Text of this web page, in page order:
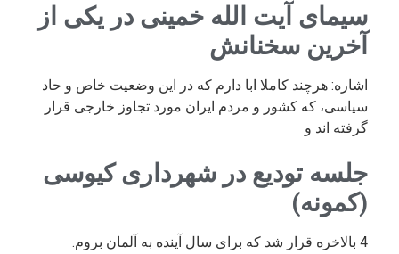
سیمای آیت الله خمینی در یکی از
آخرین سخنانش
اشاره: هرچند کاملا ابا دارم که در این وضعیت خاص و حاد
سیاسی، که کشور و مردم ایران مورد تجاوز خارجی قرار
گرفته اند و
جلسه تودیع در شهرداری کیوسی
(کمونه)
4 بالاخره قرار شد که برای سال آینده به آلمان بروم.